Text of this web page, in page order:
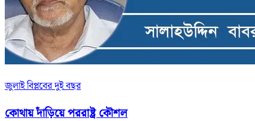
জুলাই বিপ্লবের দুই বছর
কোথায় দাঁড়িয়ে পররাষ্ট্র কৌশল